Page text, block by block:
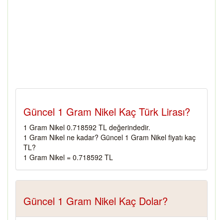
Güncel 1 Gram Nikel Kaç Türk Lirası?
1 Gram Nikel 0.718592 TL değerindedir.
1 Gram Nikel ne kadar? Güncel 1 Gram Nikel fiyatı kaç
TL?
1 Gram Nikel = 0.718592 TL
Güncel 1 Gram Nikel Kaç Dolar?